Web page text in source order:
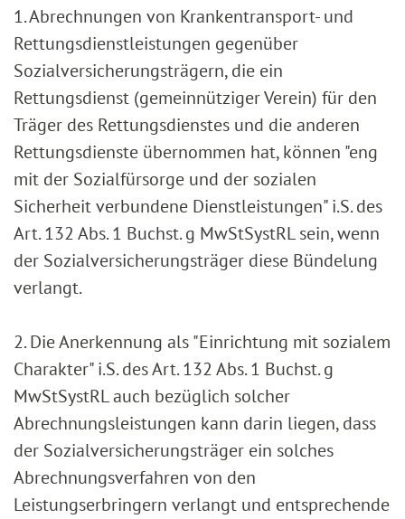
1. Abrechnungen von Krankentransport- und
Rettungsdienstleistungen gegenüber
Sozialversicherungsträgern, die ein
Rettungsdienst (gemeinnütziger Verein) für den
Träger des Rettungsdienstes und die anderen
Rettungsdienste übernommen hat, können "eng
mit der Sozialfürsorge und der sozialen
Sicherheit verbundene Dienstleistungen" i.S. des
Art. 132 Abs. 1 Buchst. g MwStSystRL sein, wenn
der Sozialversicherungsträger diese Bündelung
verlangt.
2. Die Anerkennung als "Einrichtung mit sozialem
Charakter" i.S. des Art. 132 Abs. 1 Buchst. g
MwStSystRL auch bezüglich solcher
Abrechnungsleistungen kann darin liegen, dass
der Sozialversicherungsträger ein solches
Abrechnungsverfahren von den
Leistungserbringern verlangt und entsprechende